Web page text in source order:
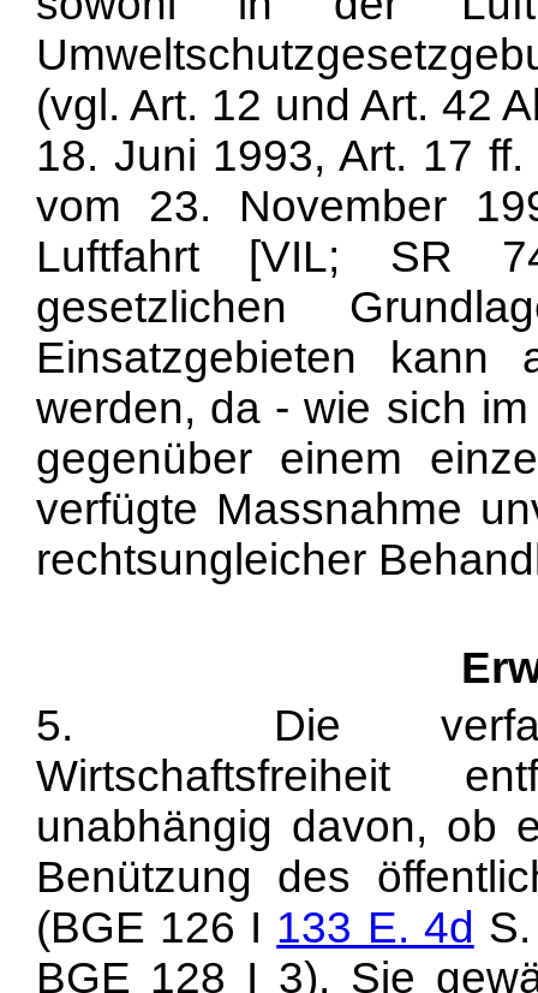
(vgl. Art. 12 und Art. 42
18. Juni 1993, Art. 17
vom 23. November
Luftfahrt [VIL; SR
gesetzlichen
Einsatzgebieten kann
werden, da - wie sich
gegenüber einem
verfügte Massnahme
rechtsungleicher
5. Die
Wirtschaftsfreiheit
unabhängig davon, ob
Benützung des
(BGE 126 I 133 E. 4d
BGE 128 I 3). Sie